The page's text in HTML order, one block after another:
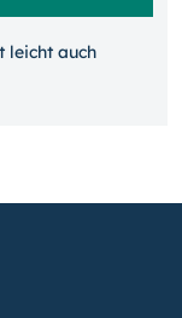
leicht auch